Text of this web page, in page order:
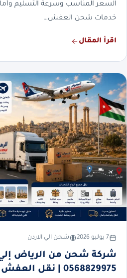
السعر المناسب وسرعة التسليم
خدمات شحن العفش…
اقرأ المقال
7 يوليو 2026 شحن الي الاردن
شركة شحن من الرياض إلي
0568829975 |